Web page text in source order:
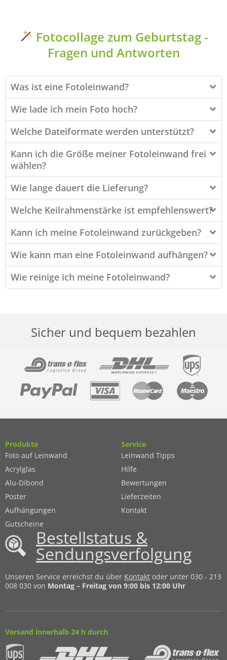
Fotocollage zum Geburtstag -
Fragen und Antworten
Was ist eine Fotoleinwand?
Wie lade ich mein Foto hoch?
Welche Dateiformate werden unterstützt?
Kann ich die Größe meiner Fotoleinwand frei
wählen?
Wie lange dauert die Lieferung?
Welche Keilrahmenstärke ist empfehlenswert?
Kann ich meine Fotoleinwand zurückgeben?
Wie kann man eine Fotoleinwand aufhängen?
Wie reinige ich meine Fotoleinwand?
Sicher und bequem bezahlen
Produkte
Foto auf Leinwand
Acrylglas
Alu-Dibond
Poster
Aufhängungen
Gutscheine
Service
Leinwand Tipps
Hilfe
Bewertungen
Lieferzeiten
Kontakt
Bestellstatus &
Sendungsverfolgung
Unseren Service erreichst du über Kontakt oder unter 030 - 213
008 030 von Montag – Freitag von 9:00 bis 12:00 Uhr
Versand innerhalb 24 h durch